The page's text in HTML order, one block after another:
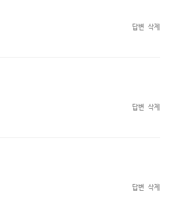
답변 삭제
답변 삭제
답변 삭제